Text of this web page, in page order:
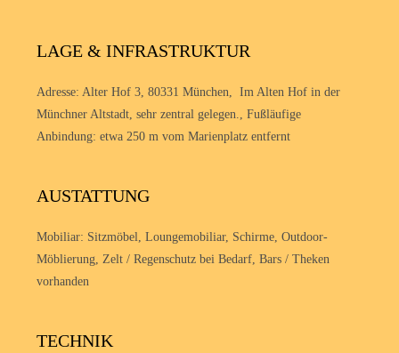
LAGE & INFRASTRUKTUR
Adresse: Alter Hof 3, 80331 München, Im Alten Hof in der
Münchner Altstadt, sehr zentral gelegen., Fußläufige
Anbindung: etwa 250 m vom Marienplatz entfernt
AUSTATTUNG
Mobiliar: Sitzmöbel, Loungemobiliar, Schirme, Outdoor-
Möblierung, Zelt / Regenschutz bei Bedarf, Bars / Theken
vorhanden
TECHNIK